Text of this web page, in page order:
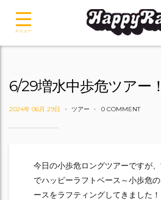
6/29増水中歩危ツアー！
2024年 06月 29日 ツアー 0 COMMENT
今日の小歩危ロングツアーですが
でハッピーラフトベース～小歩危
ースをラフティングしてきました！
メニュー